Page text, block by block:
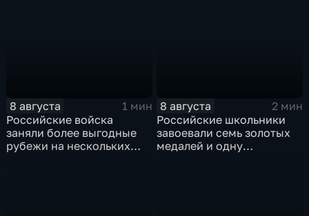
8 августа
1 мин
Российские войска
заняли более выгодные
рубежи на нескольких
8 августа
2 мин
Российские школьники
завоевали семь золотых
медалей и одну